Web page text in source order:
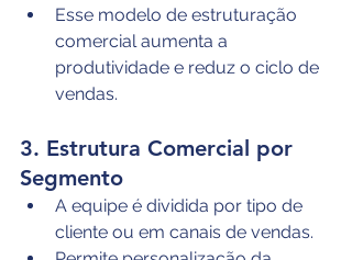
Esse modelo de estruturação
comercial aumenta a
produtividade e reduz o ciclo de
vendas.
3. Estrutura Comercial por
Segmento
A equipe é dividida por tipo de
cliente ou em canais de vendas.